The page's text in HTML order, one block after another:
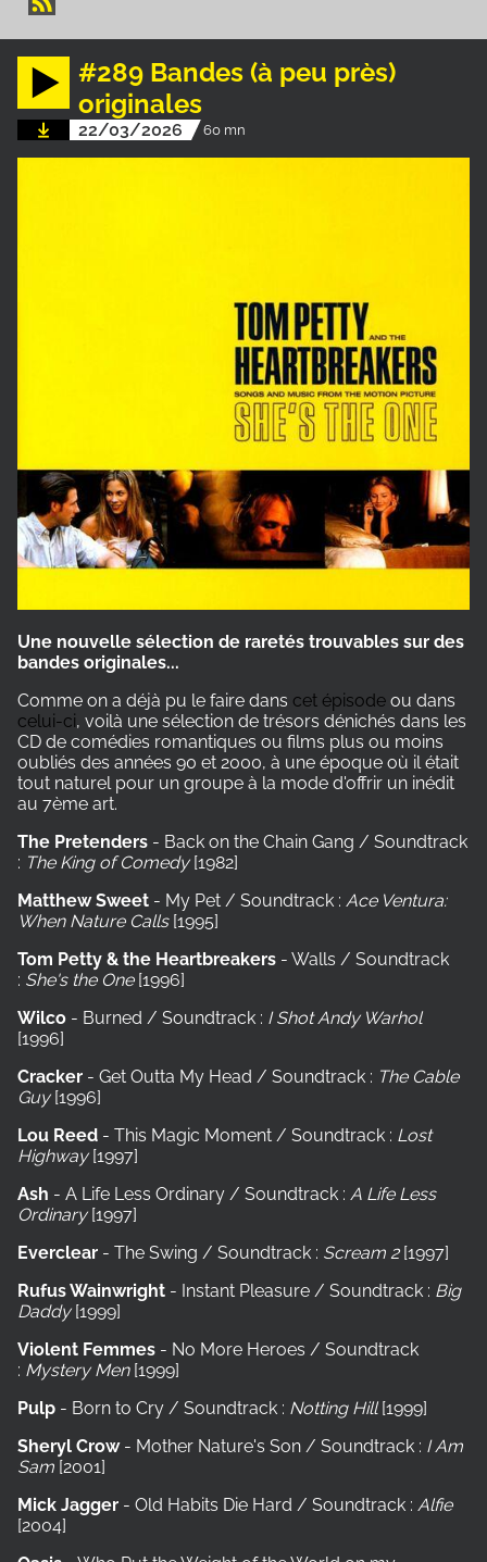
#289 Bandes (à peu près)
originales
22/03/2026 60 mn
Une nouvelle sélection de raretés trouvables sur des
bandes originales...
Comme on a déjà pu le faire dans cet épisode ou dans
celui-ci, voilà une sélection de trésors dénichés dans les
CD de comédies romantiques ou films plus ou moins
oubliés des années 90 et 2000, à une époque où il était
tout naturel pour un groupe à la mode d'offrir un inédit
au 7ème art.
The Pretenders - Back on the Chain Gang / Soundtrack
: The King of Comedy [1982]
Matthew Sweet - My Pet / Soundtrack : Ace Ventura:
When Nature Calls [1995]
Tom Petty & the Heartbreakers - Walls / Soundtrack
: She's the One [1996]
Wilco - Burned / Soundtrack : I Shot Andy Warhol
[1996]
Cracker - Get Outta My Head / Soundtrack : The Cable
Guy [1996]
Lou Reed - This Magic Moment / Soundtrack : Lost
Highway [1997]
Ash - A Life Less Ordinary / Soundtrack : A Life Less
Ordinary [1997]
Everclear - The Swing / Soundtrack : Scream 2 [1997]
Rufus Wainwright - Instant Pleasure / Soundtrack : Big
Daddy [1999]
Violent Femmes - No More Heroes / Soundtrack
: Mystery Men [1999]
Pulp - Born to Cry / Soundtrack : Notting Hill[1999]
Sheryl Crow - Mother Nature's Son / Soundtrack : I Am
Sam [2001]
Mick Jagger - Old Habits Die Hard / Soundtrack : Alfie
[2004]